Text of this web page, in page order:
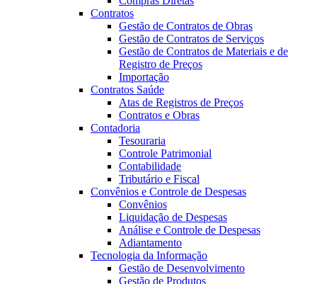
Contratos
Gestão de Contratos de Obras
Gestão de Contratos de Serviços
Gestão de Contratos de Materiais e de
Registro de Preços
Importação
Contratos Saúde
Atas de Registros de Preços
Contratos e Obras
Contadoria
Tesouraria
Controle Patrimonial
Contabilidade
Tributário e Fiscal
Convênios e Controle de Despesas
Convênios
Liquidação de Despesas
Análise e Controle de Despesas
Adiantamento
Tecnologia da Informação
Gestão de Desenvolvimento
Gestão de Produtos